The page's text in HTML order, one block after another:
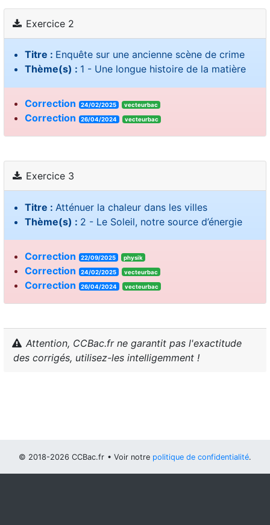
Exercice 2
Titre : Enquête sur une ancienne scène de crime
Thème(s) : 1 - Une longue histoire de la matière
Correction 24/02/2025 vecteurbac
Correction 26/04/2024 vecteurbac
Exercice 3
Titre : Atténuer la chaleur dans les villes
Thème(s) : 2 - Le Soleil, notre source d’énergie
Correction 22/09/2025 physik
Correction 24/02/2025 vecteurbac
Correction 26/04/2024 vecteurbac
Attention, CCBac.fr ne garantit pas l'exactitude
des corrigés, utilisez-les intelligemment !
© 2018-2026 CCBac.fr • Voir notre politique de confidentialité.